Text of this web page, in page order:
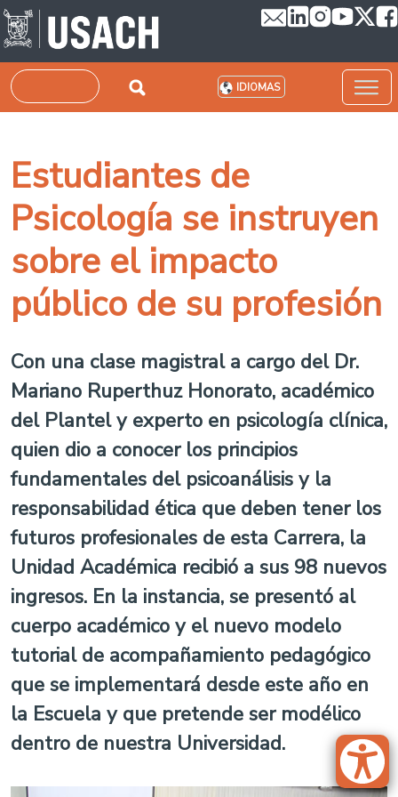
Pasar al contenido principal
Buscar IDIOMAS
Estudiantes de
Psicología se instruyen
sobre el impacto
público de su profesión
Con una clase magistral a cargo del Dr.
Mariano Ruperthuz Honorato, académico
del Plantel y experto en psicología clínica,
quien dio a conocer los principios
fundamentales del psicoanálisis y la
responsabilidad ética que deben tener los
futuros profesionales de esta Carrera, la
Unidad Académica recibió a sus 98 nuevos
ingresos. En la instancia, se presentó al
cuerpo académico y el nuevo modelo
tutorial de acompañamiento pedagógico
que se implementará desde este año en
la Escuela y que pretende ser modélico
dentro de nuestra Universidad.